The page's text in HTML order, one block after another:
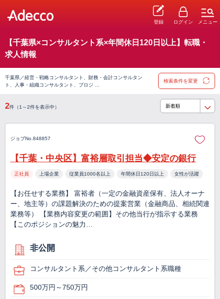
登録 ログイン メニュー
【千葉県×コンサルタント系×年間休日120日以上】転職・
求人情報
千葉県／経営・戦略コンサルタント、財務・会計コンサルタン
ト、人事・組織コンサルタント、プロジ …
検索条件を変更
2件（1～2件を表示中）
ジョブNo.848857
【千葉・中央区】富裕層取引担当◆安定の銀行
正社員 上場企業 従業員1000名以上 年間休日120日以上 女性が活躍
【お任せする業務】 富裕者（一定の金融資産保有、法人オーナ
ー、地主等）の課題解決のための提案営業（金融商品、相続関連
業務等） 【業務内容変更の範囲】その他当行が指示する業務
【このポジションの魅力…
非公開
コンサルタント系／その他コンサルタント系職種
500万円～750万円